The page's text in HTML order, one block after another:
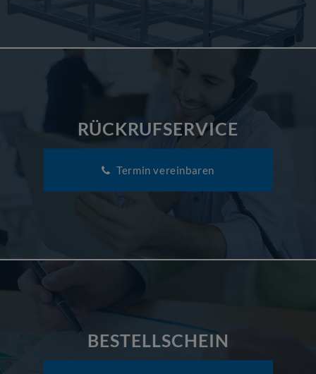
RÜCKRUFSERVICE
Termin vereinbaren
BESTELLSCHEIN